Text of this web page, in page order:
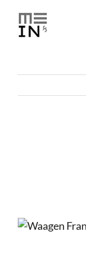
Inhalt
springen